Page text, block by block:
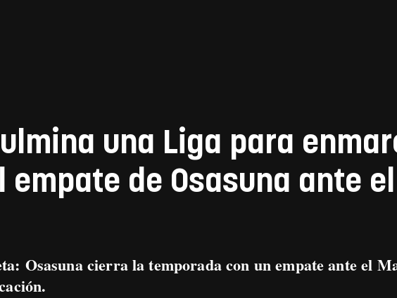
una Liga para
empate de Osasuna ante el
Osasuna cierra la temporada con un empate ante el